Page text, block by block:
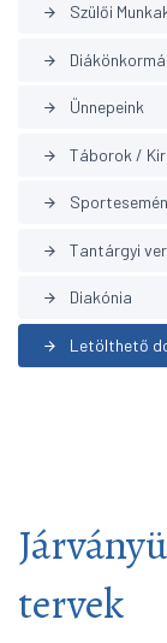
arrow_forward Szülői
arrow_forward
arrow_forward Ünnepeink
arrow_forward Táborok /
arrow_forward
arrow_forward Tantárgyi
arrow_forward Diakónia
arrow_forward Letölthető
tervek